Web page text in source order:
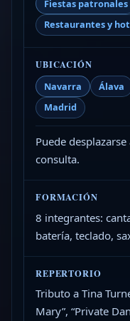
Fiestas patronales
Restaurantes y
UBICACIÓN
Navarra
Álava
Madrid
Puede
consulta.
FORMACIÓN
8 integrantes:
batería, teclado,
REPERTORIO
Tributo a Tina
Mary”, “Private